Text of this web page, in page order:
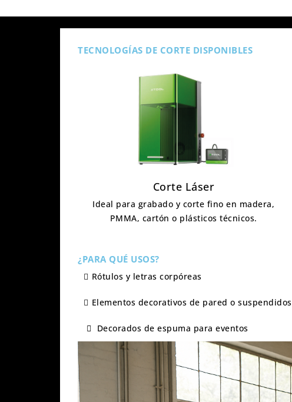
TECNOLOGÍAS DE CORTE DISPONIBLES
Corte Láser
Ideal para grabado y corte fino en madera,
PMMA, cartón o plásticos técnicos.
¿PARA QUÉ USOS?
Rótulos y letras corpóreas
Elementos decorativos de pared o suspendidos
Decorados de espuma para eventos